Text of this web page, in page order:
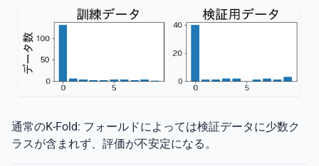
通常のK-Fold: フォールドによっては検証データに少数ク
ラスが含まれず、評価が不安定になる。